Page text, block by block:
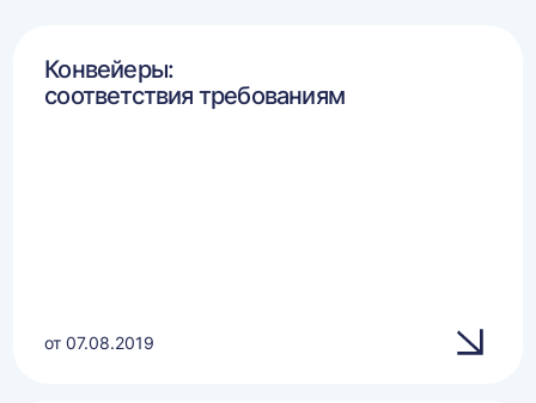
Конвейеры:
соответствия требованиям
от 07.08.2019